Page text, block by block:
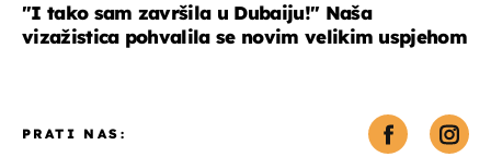
"I tako sam završila u Dubaiju!" Naša
vizažistica pohvalila se novim velikim uspjehom
PRATI NAS: